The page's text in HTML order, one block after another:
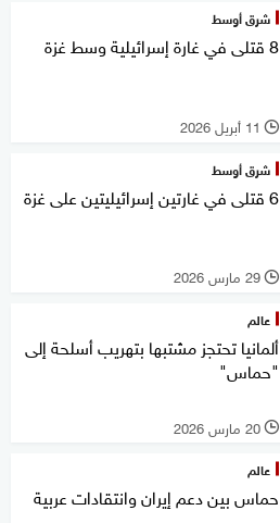
شرق أوسط
8 قتلى في غارة إسرائيلية وسط غزة
l 11 أبريل 2026
شرق أوسط
6 قتلى في غارتين إسرائيليتين على غزة
l 29 مارس 2026
عالم
ألمانيا تحتجز مشتبها بتهريب أسلحة إلى
"حماس"
l 20 مارس 2026
عالم
حماس بين دعم إيران وانتقادات عربية